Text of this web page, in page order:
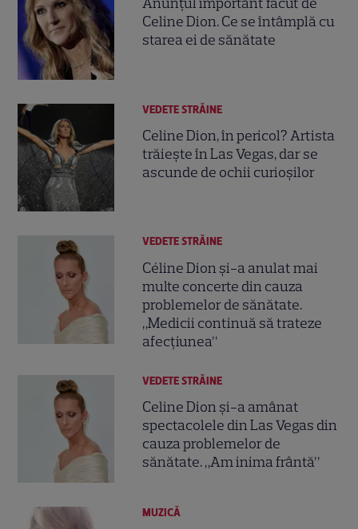
Celine Dion. Ce se întâmplă cu
starea ei de sănătate
VEDETE STRĂINE
Celine Dion, în pericol? Artista
trăiește în Las Vegas, dar se
ascunde de ochii curioșilor
VEDETE STRĂINE
Céline Dion și-a anulat mai
multe concerte din cauza
problemelor de sănătate.
„Medicii continuă să trateze
afecțiunea”
VEDETE STRĂINE
Celine Dion și-a amânat
spectacolele din Las Vegas din
cauza problemelor de
sănătate. „Am inima frântă”
MUZICĂ